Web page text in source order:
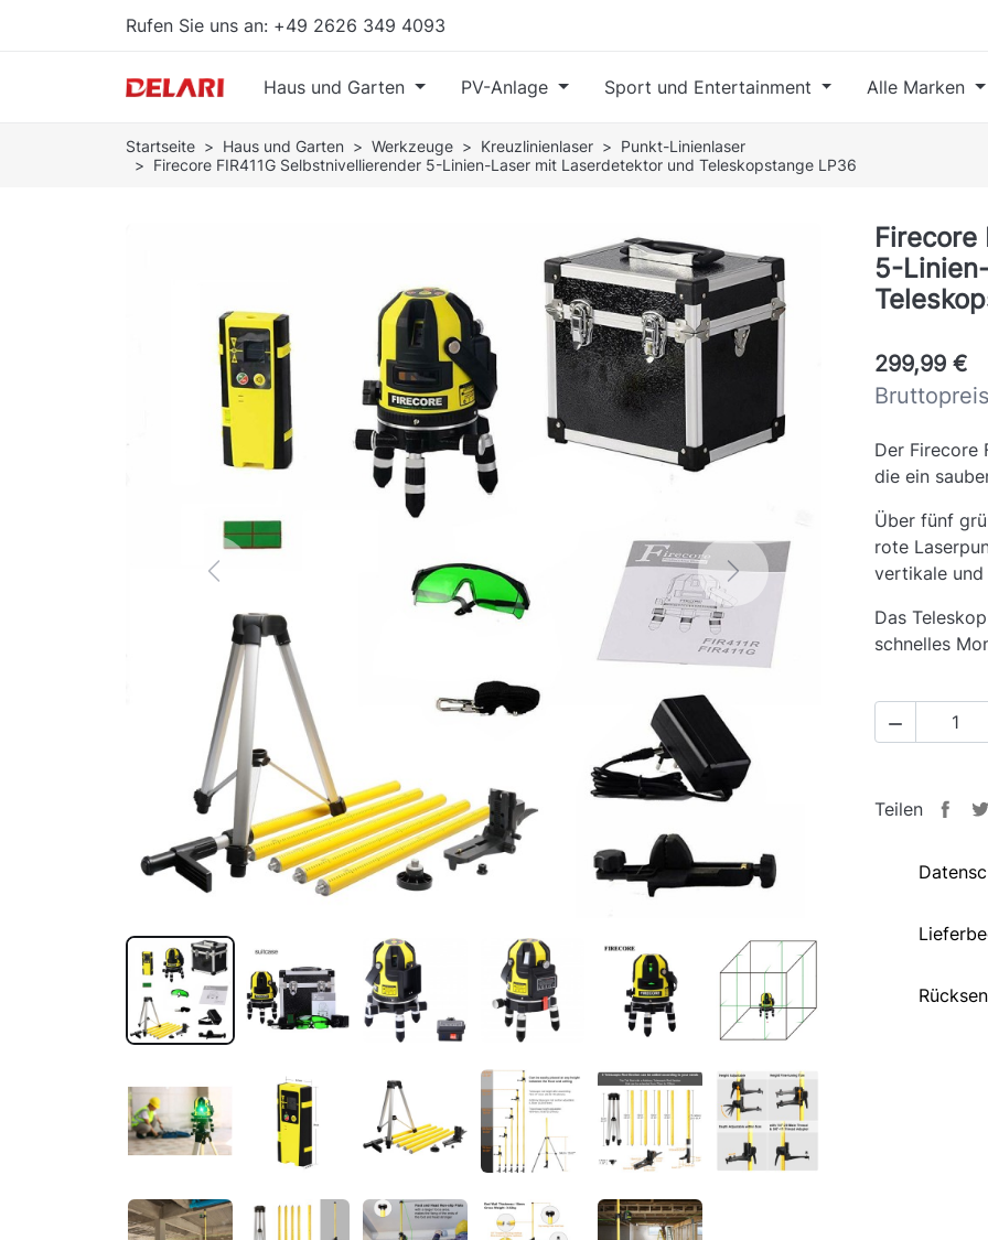
Rufen Sie uns an: +49 2626 349 4093
Haus und Garten PV-Anlage Sport und Entertainment Alle Marken
Startseite Haus und Garten Werkzeuge Kreuzlinienlaser
Punkt-Linienlaser
Firecore FIR411G Selbstnivellierender 5-Linien-Laser mit Laserdetektor und Teleskopstange LP36
Previous Next
Firecore
5-
299,99 €
Bruttopreis
Der Firecore
die ein
Über fünf
rote
vertikale
Das
schnelles

Teilen